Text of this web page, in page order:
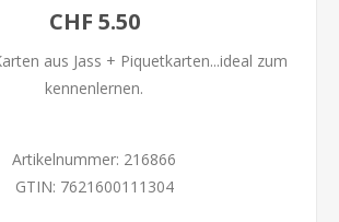
CHF 5.50
aus Jass + Piquetkarten...ideal zum
kennenlernen.
Artikelnummer: 216866
GTIN: 7621600111304